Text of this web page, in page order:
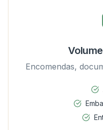
Encomendas,